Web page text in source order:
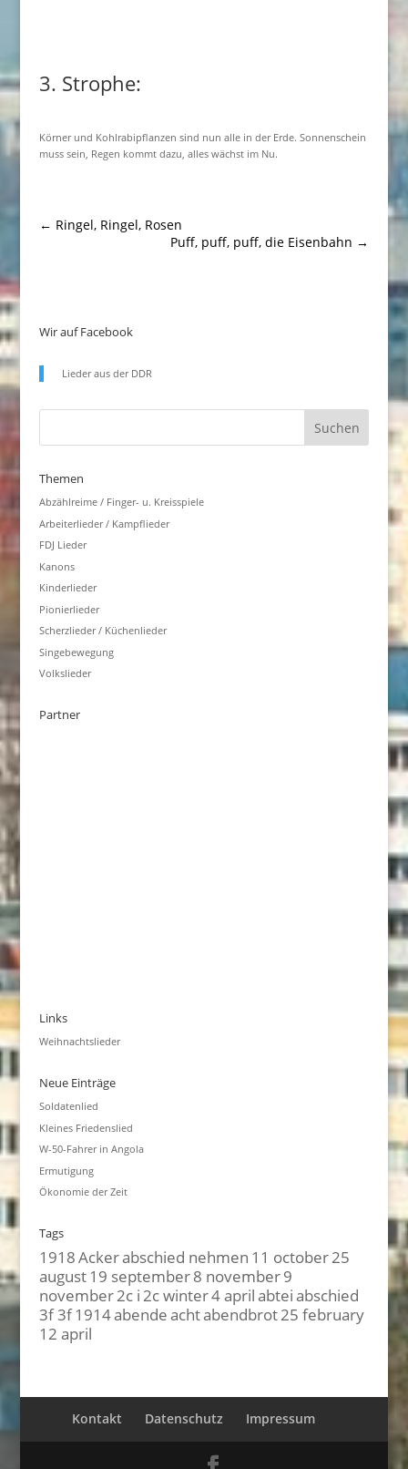
3. Strophe:
Körner und Kohlrabipflanzen sind nun alle in der Erde. Sonnenschein
muss sein, Regen kommt dazu, alles wächst im Nu.
← Ringel, Ringel, Rosen
Puff, puff, puff, die Eisenbahn →
Wir auf Facebook
Lieder aus der DDR
Themen
Abzählreime / Finger- u. Kreisspiele
Arbeiterlieder / Kampflieder
FDJ Lieder
Kanons
Kinderlieder
Pionierlieder
Scherzlieder / Küchenlieder
Singebewegung
Volkslieder
Partner
Links
Weihnachtslieder
Neue Einträge
Soldatenlied
Kleines Friedenslied
W-50-Fahrer in Angola
Ermutigung
Ökonomie der Zeit
Tags
1918Ackerabschied nehmen 11 october25
august19 september8 november9
november2c i2c winter4 aprilabteiabschied
3f 3f1914abendeachtabendbrot25 february
12 april
Kontakt Datenschutz Impressum